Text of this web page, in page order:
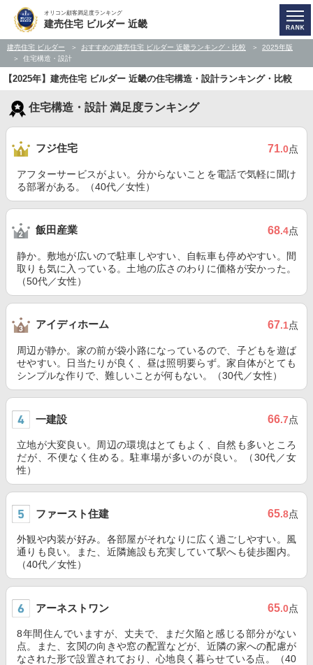
オリコン顧客満足度ランキング
建売住宅 ビルダー 近畿
建売住宅 ビルダー おすすめの建売住宅 ビルダー 近畿ランキング・比較
2025年版
住宅構造・設計
【2025年】建売住宅 ビルダー 近畿の住宅構造・設計ランキング・比較
住宅構造・設計 満足度ランキング
フジ住宅 71.0点
アフターサービスがよい。分からないことを電話で気軽に聞け
る部署がある。（40代／女性）
飯田産業 68.4点
静か。敷地が広いので駐車しやすい、自転車も停めやすい。間
取りも気に入っている。土地の広さのわりに価格が安かった。
（50代／女性）
アイディホーム 67.1点
周辺が静か。家の前が袋小路になっているので、子どもを遊ば
せやすい。日当たりが良く、昼は照明要らず。家自体がとても
シンプルな作りで、難しいことが何もない。（30代／女性）
一建設 66.7点
立地が大変良い。周辺の環境はとてもよく、自然も多いところ
だが、不便なく住める。駐車場が多いのが良い。（30代／女
性）
ファースト住建 65.8点
外観や内装が好み。各部屋がそれなりに広く過ごしやすい。風
通りも良い。また、近隣施設も充実していて駅へも徒歩圏内。
（40代／女性）
アーネストワン 65.0点
8年間住んでいますが、丈夫で、まだ欠陥と感じる部分がない
点。また、玄関の向きや窓の配置などが、近隣の家への配慮が
なされた形で設置されており、心地良く暮らせている点。（40